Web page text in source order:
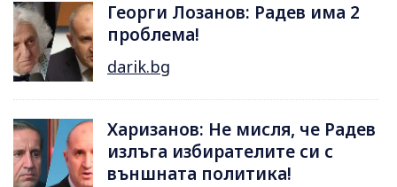
Георги Лозанов: Радев има 2
проблема!
darik.bg
Харизанов: Не мисля, че Радев
излъга избирателите си с
външната политика!